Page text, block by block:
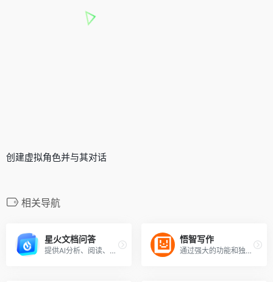
创建虚拟角色并与其对话
相关导航
星火文档问答
提供Al分析、阅读、问答工具，让大模型助你高效了解文档内容
悟智写作
通过强大的功能和独特的语言模型算法，协助用户快速创作出高质量的文本内容。